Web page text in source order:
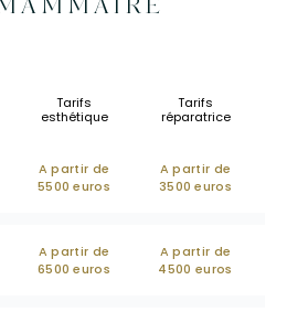
Tarifs
esthétique
Tarifs
réparatrice
A partir de
5500 euros
A partir de
3500 euros
A partir de
6500 euros
A partir de
4500 euros